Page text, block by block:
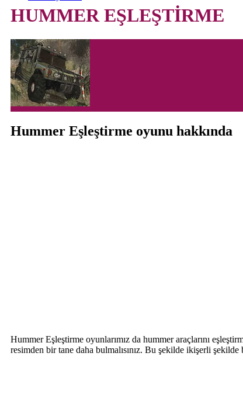
HUMMER EŞLEŞTİRME
Hummer Eşleştirme oyunu hakkında
Hummer Eşleştirme oyunlarımız da hummer araçlarını
resimden bir tane daha bulmalısınız. Bu şekilde ikişerli